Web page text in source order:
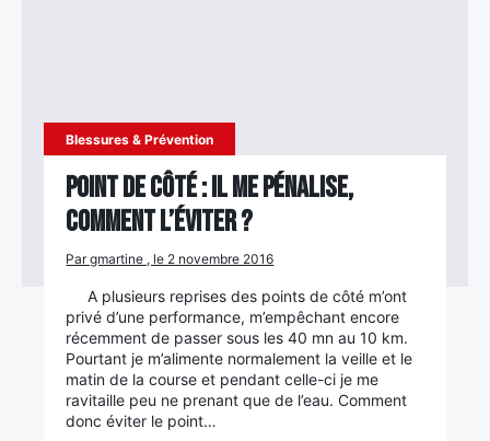
Blessures & Prévention
Point de côté : Il me pénalise,
comment l’éviter ?
Par gmartine , le 2 novembre 2016
A plusieurs reprises des points de côté m’ont
privé d’une performance, m’empêchant encore
récemment de passer sous les 40 mn au 10 km.
Pourtant je m’alimente normalement la veille et le
matin de la course et pendant celle-ci je me
ravitaille peu ne prenant que de l’eau. Comment
donc éviter le point…